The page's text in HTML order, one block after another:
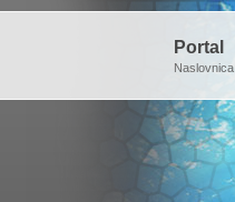
Portal
Naslovnica